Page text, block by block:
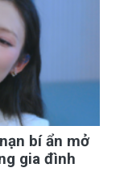
bí ẩn mở
gia đình